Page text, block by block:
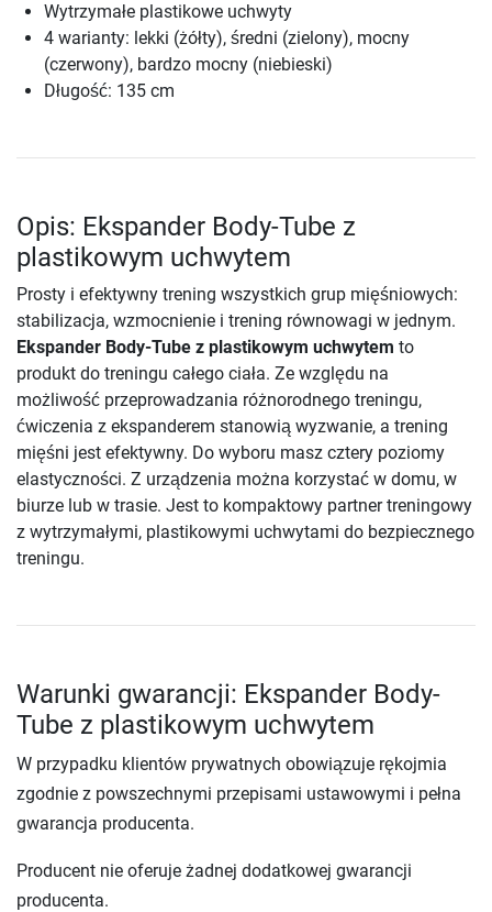
Wytrzymałe plastikowe uchwyty
4 warianty: lekki (żółty), średni (zielony), mocny
(czerwony), bardzo mocny (niebieski)
Długość: 135 cm
Opis: Ekspander Body-Tube z
plastikowym uchwytem
Prosty i efektywny trening wszystkich grup mięśniowych:
stabilizacja, wzmocnienie i trening równowagi w jednym.
Ekspander Body-Tube z plastikowym uchwytem to
produkt do treningu całego ciała. Ze względu na
możliwość przeprowadzania różnorodnego treningu,
ćwiczenia z ekspanderem stanowią wyzwanie, a trening
mięśni jest efektywny. Do wyboru masz cztery poziomy
elastyczności. Z urządzenia można korzystać w domu, w
biurze lub w trasie. Jest to kompaktowy partner treningowy
z wytrzymałymi, plastikowymi uchwytami do bezpiecznego
treningu.
Warunki gwarancji: Ekspander Body-
Tube z plastikowym uchwytem
W przypadku klientów prywatnych obowiązuje rękojmia
zgodnie z powszechnymi przepisami ustawowymi i pełna
gwarancja producenta.
Producent nie oferuje żadnej dodatkowej gwarancji
producenta.